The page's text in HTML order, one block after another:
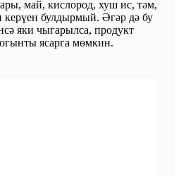
май, кислород, хуш ис, тәм,
керүен булдырмый. Әгәр дә бу
яки чыгарылса, продукт
ясарга мөмкин.